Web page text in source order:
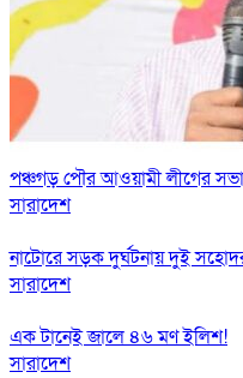
পঞ্চগড় পৌর আওয়ামী লীগের
সারাদেশ
নাটোরে সড়ক দুর্ঘটনায় দুই
সারাদেশ
এক টানেই জালে ৪৬ মণ ইলিশ!
সারাদেশ